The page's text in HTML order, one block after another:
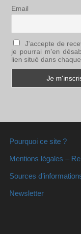
Email
J'accepte de
je pourrai m'en
lien situé dans
Pourquoi ce site ?
Mentions légales –
Sources
Newsletter